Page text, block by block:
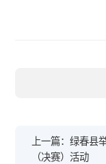
上一篇：绿春县
（决赛）活动